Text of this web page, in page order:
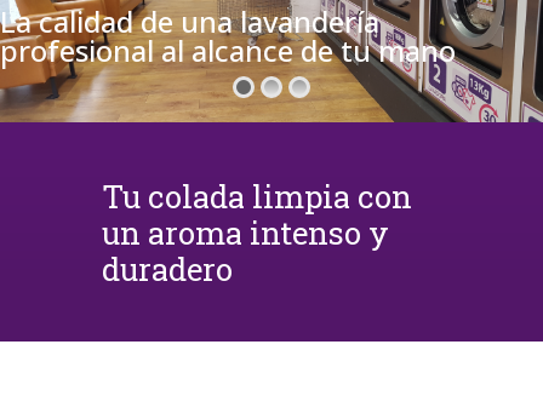
La calidad de una lavandería
profesional al alcance de tu mano
Tu colada limpia con
un aroma intenso y
duradero